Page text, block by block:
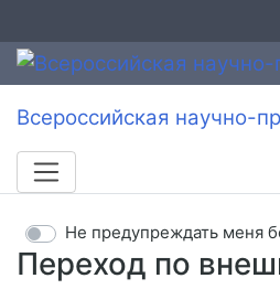
Всероссийская научно-
Переход по
Не предупреждать меня